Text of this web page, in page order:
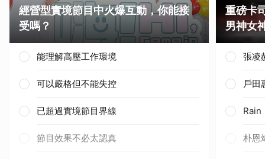
經營型實境節目中火爆互動，你能接
受嗎？
能理解高壓工作環境
可以嚴格但不能失控
已超過實境節目界線
節目效果不必太認真
重磅卡
男神女
張凌
戶田
Rain
朴恩